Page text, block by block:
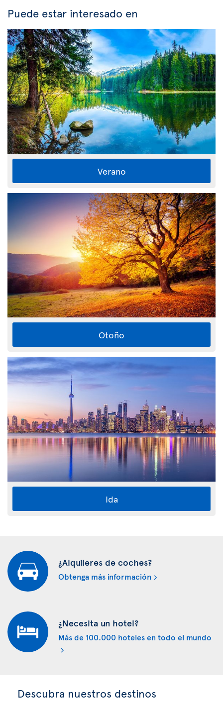
Puede estar interesado en
Verano
Otoño
Ida
¿Alquileres de coches?
Obtenga más información
¿Necesita un hotel?
Más de 100.000 hoteles en todo el mundo
Descubra nuestros destinos